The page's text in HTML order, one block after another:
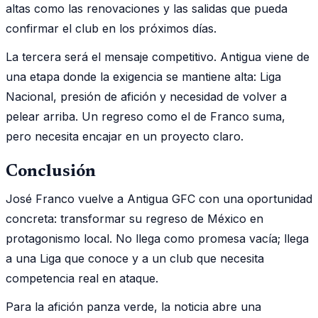
altas como las renovaciones y las salidas que pueda
confirmar el club en los próximos días.
La tercera será el mensaje competitivo. Antigua viene de
una etapa donde la exigencia se mantiene alta: Liga
Nacional, presión de afición y necesidad de volver a
pelear arriba. Un regreso como el de Franco suma,
pero necesita encajar en un proyecto claro.
Conclusión
José Franco vuelve a Antigua GFC con una oportunidad
concreta: transformar su regreso de México en
protagonismo local. No llega como promesa vacía; llega
a una Liga que conoce y a un club que necesita
competencia real en ataque.
Para la afición panza verde, la noticia abre una